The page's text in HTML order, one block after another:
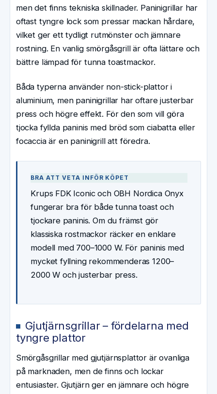
men det finns tekniska skillnader. Paninigrillar har
oftast tyngre lock som pressar mackan hårdare,
vilket ger ett tydligt rutmönster och jämnare
rostning. En vanlig smörgåsgrill är ofta lättare och
bättre lämpad för tunna toastmackor.
Båda typerna använder non-stick-plattor i
aluminium, men paninigrillar har oftare justerbar
press och högre effekt. För den som vill göra
tjocka fyllda paninis med bröd som ciabatta eller
focaccia är en paninigrill att föredra.
BRA ATT VETA INFÖR KÖPET
Krups FDK Iconic och OBH Nordica Onyx
fungerar bra för både tunna toast och
tjockare paninis. Om du främst gör
klassiska rostmackor räcker en enklare
modell med 700–1000 W. För paninis med
mycket fyllning rekommenderas 1200–
2000 W och justerbar press.
Gjutjärnsgrillar – fördelarna med
tyngre plattor
Smörgåsgrillar med gjutjärnsplattor är ovanliga
på marknaden, men de finns och lockar
entusiaster. Gjutjärn ger en jämnare och högre